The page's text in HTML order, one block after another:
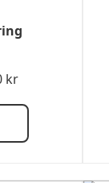
krPrisintervall:
till